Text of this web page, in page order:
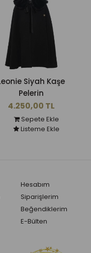
Siyah Kaşe
Pelerin
4.250,00 TL
Sepete Ekle
Listeme Ekle
Hesabım
Siparişlerim
Beğendiklerim
E-Bülten